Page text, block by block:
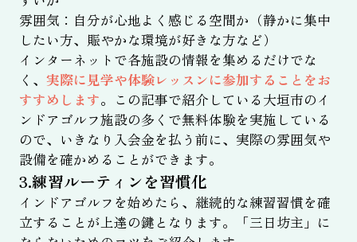
雰囲気：自分が心地よく感じる空間か（静かに集中
したい方、賑やかな環境が好きな方など）
インターネットで各施設の情報を集めるだけでな
く、 実際に見学や体験レッスンに参加することをお
すすめします。この記事で紹介している大垣市のイ
ンドアゴルフ施設の多くで無料体験を実施している
ので、いきなり入会金を払う前に、実際の雰囲気や
設備を確かめることができます。
3.練習ルーティンを習慣化
インドアゴルフを始めたら、継続的な練習習慣を確
立することが上達の鍵となります。「三日坊主」に